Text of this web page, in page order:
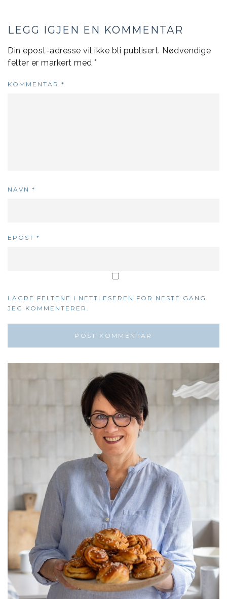
LEGG IGJEN EN KOMMENTAR
Din epost-adresse vil ikke bli publisert. Nødvendige
felter er markert med *
KOMMENTAR *
NAVN *
EPOST *
LAGRE FELTENE I NETTLESEREN FOR NESTE GANG
JEG KOMMENTERER.